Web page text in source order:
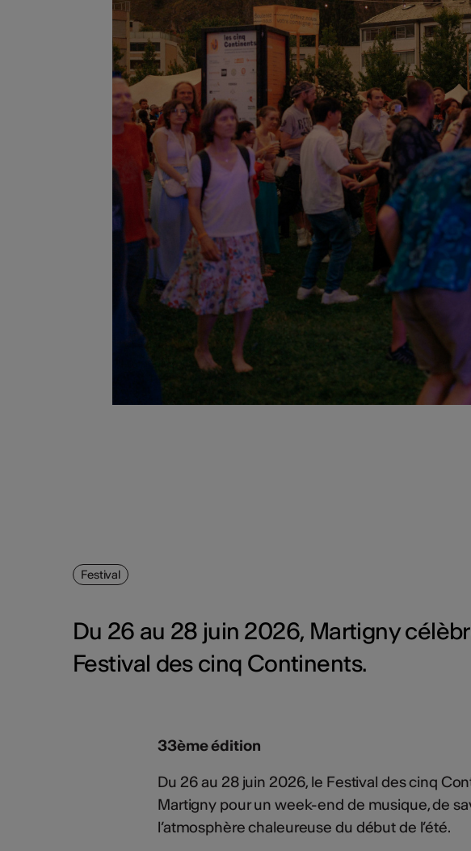
Festival
Du 26 au 28 juin 2026, Martigny
Festival des cinq Continents.
33ème édition
Du 26 au 28 juin 2026, le Festival des cinq
Martigny pour un week-end de musique, de
l’atmosphère chaleureuse du début de l’été.